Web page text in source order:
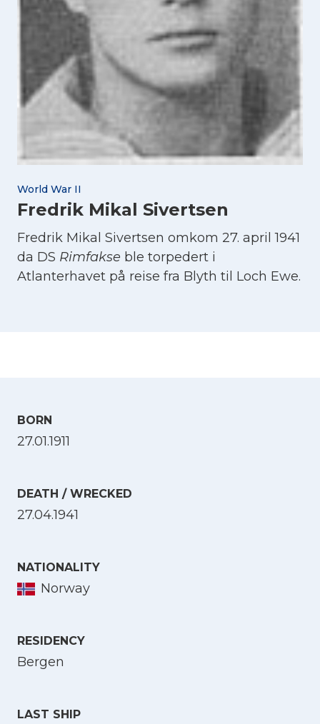
World War II
Fredrik Mikal Sivertsen
Fredrik Mikal Sivertsen omkom 27. april 1941
da DS Rimfakse ble torpedert i
Atlanterhavet på reise fra Blyth til Loch Ewe.
BORN
27.01.1911
DEATH / WRECKED
27.04.1941
NATIONALITY
Norway
RESIDENCY
Bergen
LAST SHIP